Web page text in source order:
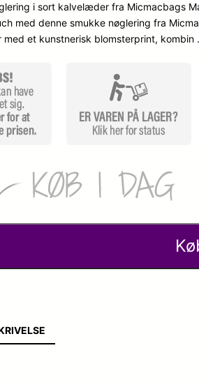
i sort kalvelæder fra Micmacbags
med denne smukke nøglering fra
med et kunstnerisk blomsterprint,